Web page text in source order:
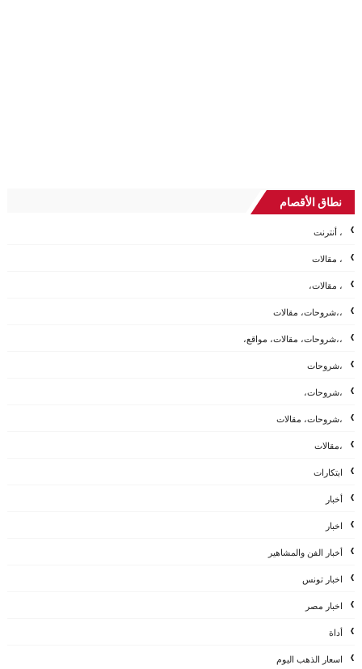
نطاق الأقصام
، أنترنت
، مقالات
، مقالات،
،،شروحات، مقالات
،،شروحات، مقالات، مواقع،
،شروحات
،شروحات،
،شروحات، مقالات
،مقالات
ابتكارات
أخبار
اخبار
أخبار الفن والمشاهير
اخبار تونس
اخبار مصر
أداة
اسعار الذهب اليوم